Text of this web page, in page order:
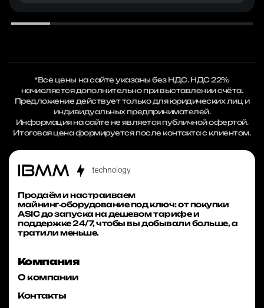
*Все цены на сайте указаны без НДС. НДС 22%
начисляется дополнительно при выставлении счёта.
Предложение действует только для юридических лиц и
индивидуальных предпринимателей.
Информация на сайте не является публичной офертой.
Итоговая цена формируется после контакта с клиентом.
Продаём и настраиваем
майнинг‑оборудование под ключ: от покупки
ASIC до запуска на дешевом тарифе и
поддержке 24/7, чтобы вы добывали больше, а
тратили меньше.
Компания
О компании
Контакты